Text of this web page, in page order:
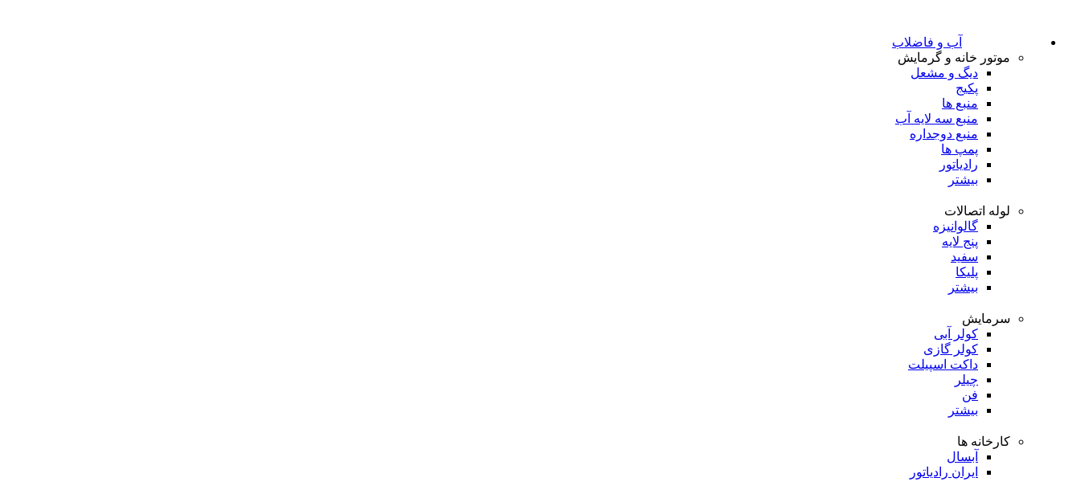
آب و فاضلاب
موتور خانه و گرمایش
دیگ و مشعل
پکیج
منبع ها
منبع سه لایه آب
منبع دوجداره
پمپ ها
رادیاتور
بیشتر
لوله اتصالات
گالوانیزه
پنج لایه
سفید
پلیکا
بیشتر
سرمایش
کولر آبی
کولر گازی
داکت اسپیلت
چیلر
فن
بیشتر
کارخانه ها
آبسال
ایران رادیاتور